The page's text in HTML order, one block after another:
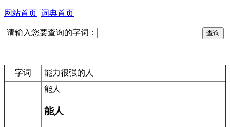
网站首页 词典首页
请输入您要查询的字词：
字词 能力很强的人
能人
能人